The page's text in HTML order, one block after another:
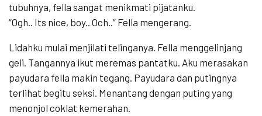
tubuhnya, fella sangat menikmati pijatanku.
“Ogh.. Its nice, boy.. Och..” Fella mengerang.
Lidahku mulai menjilati telinganya. Fella menggelinjang
geli. Tangannya ikut meremas pantatku. Aku merasakan
payudara fella makin tegang. Payudara dan putingnya
terlihat begitu seksi. Menantang dengan puting yang
menonjol coklat kemerahan.